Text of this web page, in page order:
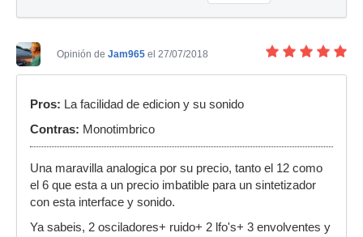
Opinión de Jam965 el 27/07/2018
Pros: La facilidad de edicion y su sonido
Contras: Monotimbrico
Una maravilla analogica por su precio, tanto el 12 como
el 6 que esta a un precio imbatible para un sintetizador
con esta interface y sonido.
Ya sabeis, 2 osciladores+ ruido+ 2 lfo's+ 3 envolventes y